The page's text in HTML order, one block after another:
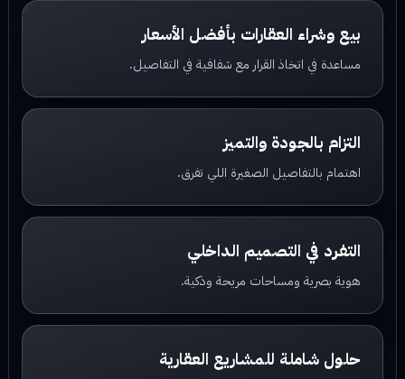
بيع وشراء العقارات بأفضل الأسعار
مساعدة في اتخاذ القرار مع شفافية في التفاصيل.
التزام بالجودة والتميز
اهتمام بالتفاصيل الصغيرة اللي تفرق.
التفرد في التصميم الداخلي
هوية بصرية ومساحات مريحة وذكية.
حلول شاملة للمشاريع العقارية